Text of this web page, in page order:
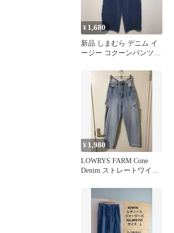
¥ 1,680
新品 しまむら デニム イ
ージー コクーンパンツ
¥ 1,980
LOWRYS FARM Cone
Denim ストレートワイド